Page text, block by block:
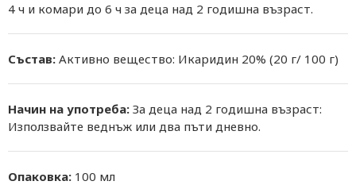
4 ч и комари до 6 ч за деца над 2 годишна възраст.
Състав: Активно вещество: Икаридин 20% (20 г/ 100 г)
Начин на употреба: За деца над 2 годишна възраст:
Използвайте веднъж или два пъти дневно.
Опаковка: 100 мл